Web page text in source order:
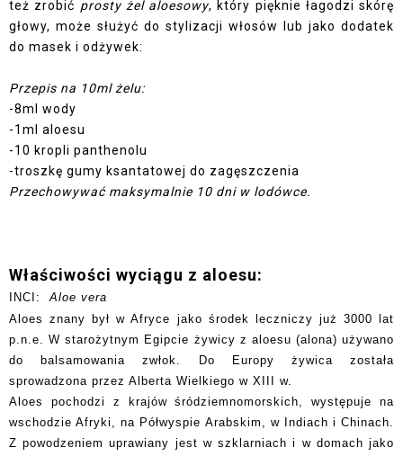
też zrobić prosty żel aloesowy, który pięknie łagodzi skórę
głowy, może służyć do stylizacji włosów lub jako dodatek
do masek i odżywek:
Przepis na 10ml żelu:
-8ml wody
-1ml aloesu
-10 kropli panthenolu
-troszkę gumy ksantatowej do zagęszczenia
Przechowywać maksymalnie 10 dni w lodówce.
Właściwości wyciągu z aloesu:
INCI:Aloe vera
Aloes znany był w Afryce jako środek leczniczy już 3000 lat
p.n.e. W starożytnym Egipcie żywicy z aloesu (alona) używano
do balsamowania zwłok. Do Europy żywica została
sprowadzona przez Alberta Wielkiego w XIII w.
Aloes pochodzi z krajów śródziemnomorskich, występuje na
wschodzie Afryki, na Półwyspie Arabskim, w Indiach i Chinach.
Z powodzeniem uprawiany jest w szklarniach i w domach jako